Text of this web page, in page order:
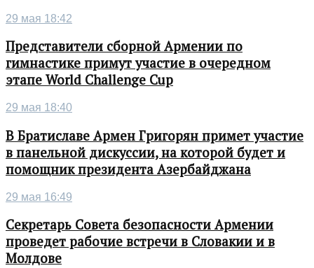
29 мая 18:42
Представители сборной Армении по
гимнастике примут участие в очередном
этапе World Challenge Cup
29 мая 18:40
В Братиславе Армен Григорян примет участие
в панельной дискуссии, на которой будет и
помощник президента Азербайджана
29 мая 16:49
Секретарь Совета безопасности Армении
проведет рабочие встречи в Словакии и в
Молдове